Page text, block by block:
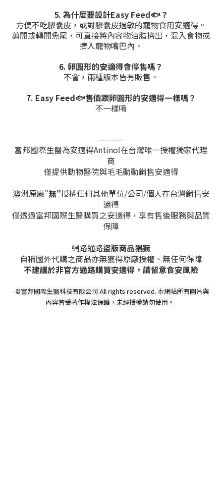
5. 為什麼要設計Easy Feed🐟️？
方便不吃膠囊皮，或對膠囊皮過敏的寵物食用安適得。
剪開或轉開魚尾，可直接將內容物油脂擠出，混入食物或
擠入寵物嘴巴內。
6. 卵圓形的安適得會停售嗎？
不會，兩種版本皆有販售。
7. Easy Feed🐟️售價跟卵圓形的安適得一樣嗎？
不一樣唷
--------
富邦國際生醫為安適得Antinol在台灣唯一授權獨家代理
商
僅提供動物醫院與毛毛動動銷售安適得
澳洲原廠"無"授權任何其他單位/公司/個人在台灣銷售安
適得
僅透過富邦國際生醫購買之安適得， 享有售後服務與品質
保障
網路通路盜版商品猖獗
自稱國外代購之商品亦無獲得原廠授權、無任何保障
不建議於非官方通路購買安適得，請留意食安風險
-©富邦國際生醫科技有限公司 All rights reserved. 本網站所有圖片與
內容皆受著作權法保護，未經授權請勿使用。 -